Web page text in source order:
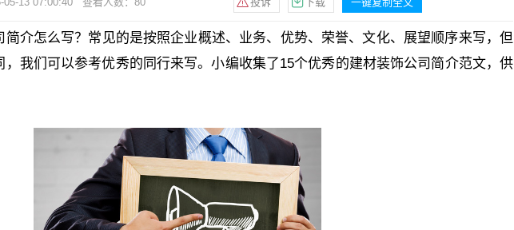
简介怎么写？常见的是按照企业概述、业务、优势、荣誉、文化、展望顺序来写，但
我们可以参考优秀的同行来写。小编收集了15个优秀的建材装饰公司简介范文，供